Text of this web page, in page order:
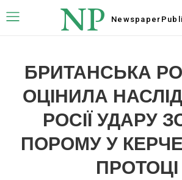
NP Newspaper
БРИТАНСЬКА
ОЦІНИЛА
РОСІЇ УДАРУ
ПОРОМУ У
ПРОТОЦІ